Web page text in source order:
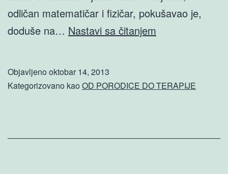
odličan matematičar i fizičar, pokušavao je,
doduše na… Nastavi sa čitanjem
Objavljeno oktobar 14, 2013
Kategorizovano kao OD PORODICE DO TERAPIJE